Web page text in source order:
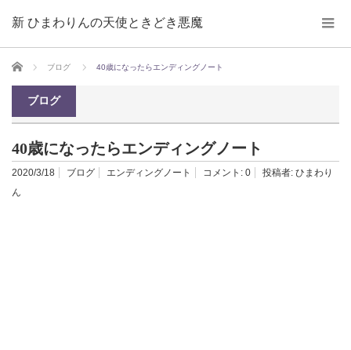
新 ひまわりんの天使ときどき悪魔
ホーム ブログ 40歳になったらエンディングノート
ブログ
40歳になったらエンディングノート
2020/3/18 ブログ エンディングノート コメント: 0 投稿者: ひまわり
ん